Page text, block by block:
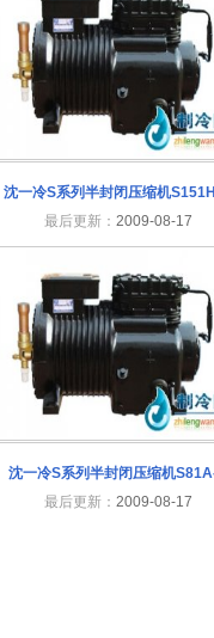
沈一冷S系列半封闭压缩机
最后更新： 2009-08-17
沈一冷S系列半封闭压缩机
最后更新： 2009-08-17